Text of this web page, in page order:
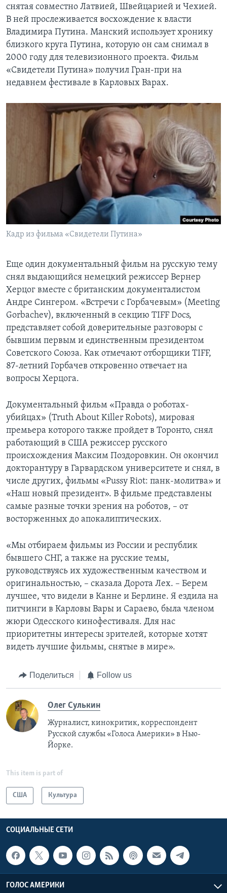
снятая совместно Латвией, Швейцарией и Чехией.
В ней прослеживается восхождение к власти
Владимира Путина. Манский использует хронику
близкого круга Путина, которую он сам снимал в
2000 году для телевизионного проекта. Фильм
«Свидетели Путина» получил Гран-при на
недавнем фестивале в Карловых Варах.
Кадр из фильма «Свидетели Путина»
Еще один документальный фильм на русскую тему
снял выдающийся немецкий режиссер Вернер
Херцог вместе с британским документалистом
Андре Сингером. «Встречи с Горбачевым» (Meeting
Gorbachev), включенный в секцию TIFF Docs,
представляет собой доверительные разговоры с
бывшим первым и единственным президентом
Советского Союза. Как отмечают отборщики TIFF,
87-летний Горбачев откровенно отвечает на
вопросы Херцога.
Документальный фильм «Правда о роботах-
убийцах» (Truth About Killer Robots), мировая
премьера которого также пройдет в Торонто, снял
работающий в США режиссер русского
происхождения Максим Поздоровкин. Он окончил
докторантуру в Гарвардском университете и снял, в
числе других, фильмы «Pussy Riot: панк-молитва» и
«Наш новый президент». В фильме представлены
самые разные точки зрения на роботов, – от
восторженных до апокалиптических.
«Мы отбираем фильмы из России и республик
бывшего СНГ, а также на русские темы,
руководствуясь их художественным качеством и
оригинальностью, – сказала Дорота Лех. – Берем
лучшее, что видели в Канне и Берлине. Я ездила на
питчинги в Карловы Вары и Сараево, была членом
жюри Одесского кинофестиваля. Для нас
приоритетны интересы зрителей, которые хотят
видеть лучшие фильмы, снятые в мире».
Поделиться Follow us
Олег Сулькин
Журналист, кинокритик, корреспондент
Русской службы «Голоса Америки» в Нью-
Йорке.
This item is part of
США Культура
СОЦИАЛЬНЫЕ СЕТИ
ГОЛОС АМЕРИКИ